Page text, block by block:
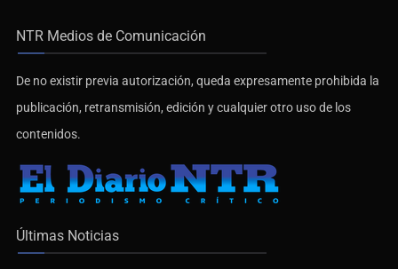
NTR Medios de Comunicación
De no existir previa autorización, queda expresamente prohibida la
publicación, retransmisión, edición y cualquier otro uso de los
contenidos.
Últimas Noticias